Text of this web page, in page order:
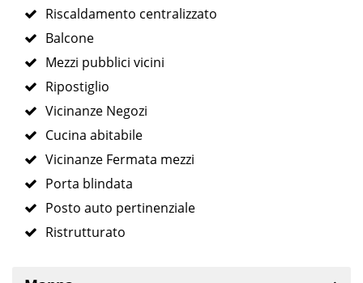
Riscaldamento centralizzato
Balcone
Mezzi pubblici vicini
Ripostiglio
Vicinanze Negozi
Cucina abitabile
Vicinanze Fermata mezzi
Porta blindata
Posto auto pertinenziale
Ristrutturato